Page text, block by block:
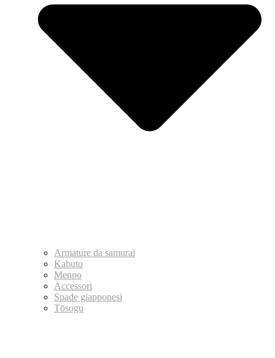
Armature da samurai
Kabuto
Menpo
Accessori
Spade giapponesi
Tōsogu